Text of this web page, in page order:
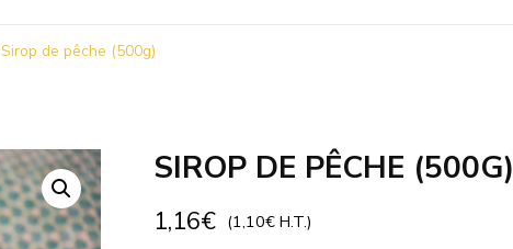
Sirop de pêche (500g)
SIROP DE PÊCHE (500G)
1,16€ (1,10€H.T.)